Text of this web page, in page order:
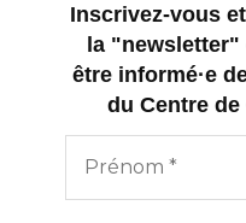
Inscrivez-vous
la
être informé·e
du Centre